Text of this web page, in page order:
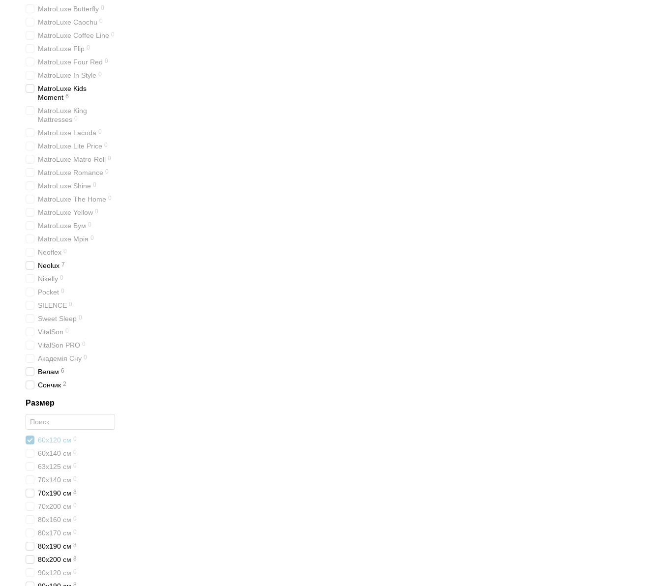
MatroLuxe Butterfly 0
MatroLuxe Caochu 0
MatroLuxe Coffee Line 0
MatroLuxe Flip 0
MatroLuxe Four Red 0
MatroLuxe In Style 0
MatroLuxe Kids
Moment 6
MatroLuxe King
Mattresses 0
MatroLuxe Lacoda 0
MatroLuxe Lite Price 0
MatroLuxe Matro-Roll 0
MatroLuxe Romance 0
MatroLuxe Shine 0
MatroLuxe The Home 0
MatroLuxe Yellow 0
MatroLuxe Бум 0
MatroLuxe Мрія 0
Neoflex 0
Neolux 7
Nikelly 0
Pocket 0
SILENCE 0
Sweet Sleep 0
VitalSon 0
VitalSon PRO 0
Академія Сну 0
Велам 6
Сончик 2
Размер
60х120 см 0
60х140 см 0
63х125 см 0
70х140 см 0
70х190 см 8
70х200 см 0
80х160 см 0
80х170 см 0
80х190 см 8
80х200 см 8
90х120 см 0